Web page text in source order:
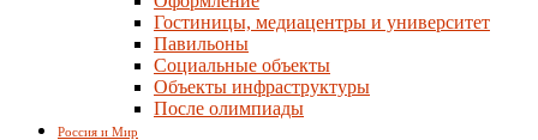
Гостиницы, медиацентры и университет
Павильоны
Социальные объекты
Объекты инфраструктуры
После олимпиады
Россия и Мир